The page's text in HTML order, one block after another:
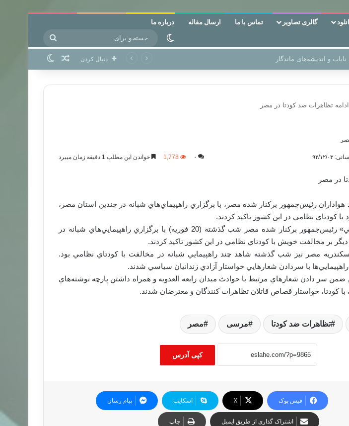
گالری تصاویر تماس با ما ارسال مقاله درباره ما
تغییر پوسته
برای دنبال کردن نوشته تصادفی
ادامه تظاهرات ضد کودتا در مصر
۱۲/۰۳ ۰ 1,778 خواندن این مطلب 1 دقیقه زمان میبرد
در مصر
هواداران رئيس‌جمهور برکنار شده مصر،‌ با برگزاري راهپيماي‌هاي شبانه در چندين استان مصر،
با کودتاي نظامي در اين کشور تاکيد کردند.
هواداران «محمد مرسي» رئيس‌جمهور برکنار شده مصر شب گذشته (20 فوريه) با برگزاري راهپيمايي‌هاي شبانه در
بر مخالفت خويش با کودتاي نظامي در اين کشور تاکيد کردند.
مصر نيز شب گذشته شاهد چند راهپيمايي شبانه در مخالفت با کودتاي نظامي بود.
با سردادن شعارهايي خواستار آزادي زندانيان سياسي شدند.
ضمن سر دادن شعارهاي مرتبط با حوادث ميدان رابعه العدويه و همراه داشتن پارچه نوشته‌هاي
کودتا، خواستار قصاص قاتلان تظاهرات کنندگان و معترضان شدند.
تظاهرات ضد کودتا مرسی مصر
کپی آدرس
فیس بوک X اسکایپ پیام رسان
اشتراک گذاری از طریق ایمیل چاپ